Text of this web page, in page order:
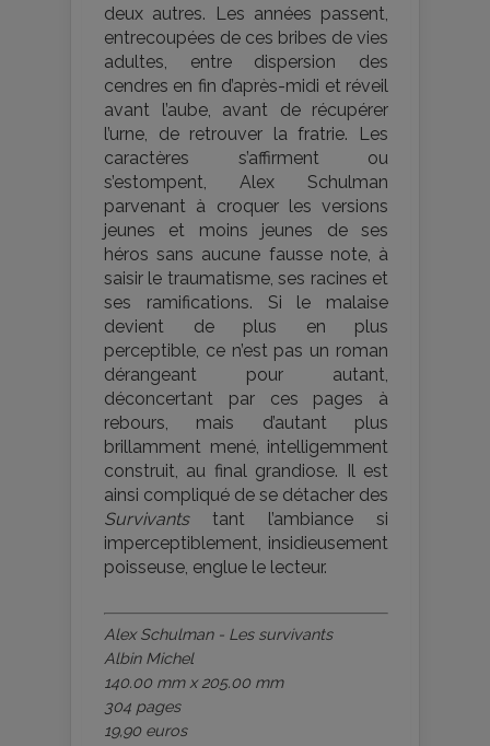
deux autres. Les années passent,
entrecoupées de ces bribes de vies
adultes, entre dispersion des
cendres en fin d’après-midi et réveil
avant l’aube, avant de récupérer
l’urne, de retrouver la fratrie. Les
caractères s’affirment ou
s’estompent, Alex Schulman
parvenant à croquer les versions
jeunes et moins jeunes de ses
héros sans aucune fausse note, à
saisir le traumatisme, ses racines et
ses ramifications. Si le malaise
devient de plus en plus
perceptible, ce n’est pas un roman
dérangeant pour autant,
déconcertant par ces pages à
rebours, mais d’autant plus
brillamment mené, intelligemment
construit, au final grandiose. Il est
ainsi compliqué de se détacher des
Survivantstant l’ambiance si
imperceptiblement, insidieusement
poisseuse, englue le lecteur.
Alex Schulman - Les survivants
Albin Michel
140.00 mm x 205.00 mm
304 pages
19,90 euros